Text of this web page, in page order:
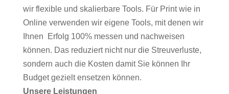
wir flexible und skalierbare Tools. Für Print wie in
Online verwenden wir eigene Tools, mit denen wir
Ihnen Erfolg 100% messen und nachweisen
können. Das reduziert nicht nur die Streuverluste,
sondern auch die Kosten damit Sie können Ihr
Budget gezielt ensetzen können.
Unsere Leistungen